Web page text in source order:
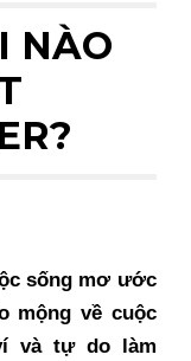
NÀO
sống mơ ước
mộng về cuộc
và tự do làm